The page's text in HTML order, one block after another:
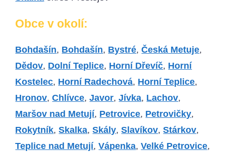
Obce v okolí:
Bohdašín, Bohdašín, Bystré,Česká Metuje,
Dědov, Dolní Teplice, Horní Dřevíč, Horní
Kostelec, Horní Radechová, Horní Teplice,
Hronov,Chlívce,Javor,Jívka, Lachov,
Maršov nad Metují, Petrovice, Petrovičky,
Rokytník,Skalka,Skály,Slavíkov,Stárkov,
Teplice nad Metují,Vápenka,Velké Petrovice,